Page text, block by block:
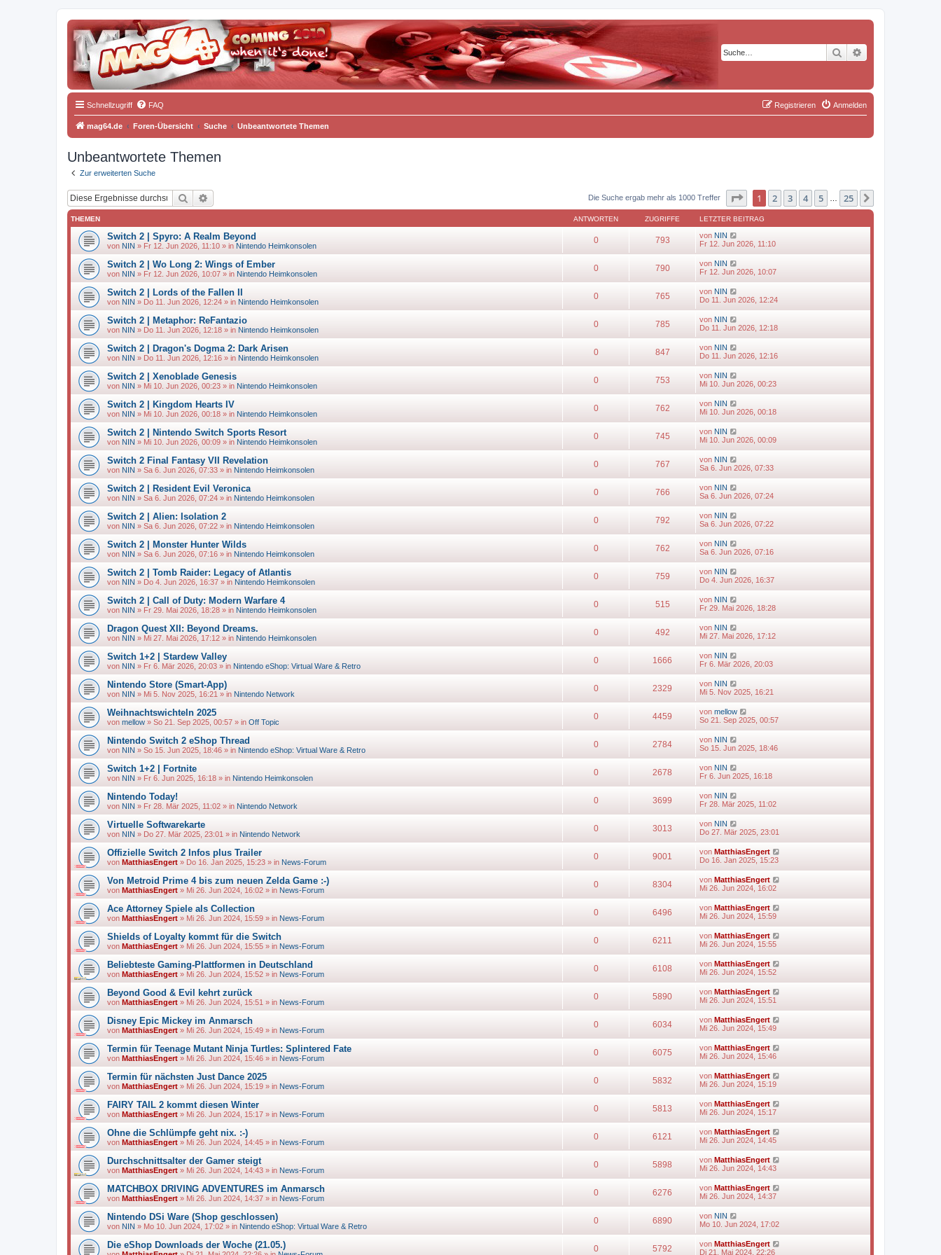
Suche
Schnellzugriff FAQ Anmelden
Registrieren
mag64.de Foren-Übersicht Suche Unbeantwortete Themen
Unbeantwortete Themen
Zur erweiterten Suche
Suche Die Suche ergab mehr als 1000 Treffer Seite von25
1 2 3 4 5 25
THEMEN ANTWORTEN ZUGRIFFE LETZTER BEITRAG
Switch 2 | Spyro: A Realm Beyond
von NIN » Fr 12. Jun 2026, 11:10 » in Nintendo Heimkonsolen
0 793 von NIN
Fr 12. Jun 2026, 11:10
Switch 2 | Wo Long 2: Wings of Ember
von NIN » Fr 12. Jun 2026, 10:07 » in Nintendo Heimkonsolen
0 790 von NIN
Fr 12. Jun 2026, 10:07
Switch 2 | Lords of the Fallen II
von NIN » Do 11. Jun 2026, 12:24 » in Nintendo Heimkonsolen
0 765 von NIN
Do 11. Jun 2026, 12:24
Switch 2 | Metaphor: ReFantazio
von NIN » Do 11. Jun 2026, 12:18 » in Nintendo Heimkonsolen
0 785 von NIN
Do 11. Jun 2026, 12:18
Switch 2 | Dragon's Dogma 2: Dark Arisen
von NIN » Do 11. Jun 2026, 12:16 » in Nintendo Heimkonsolen
0 847 von NIN
Do 11. Jun 2026, 12:16
Switch 2 | Xenoblade Genesis
von NIN » Mi 10. Jun 2026, 00:23 » in Nintendo Heimkonsolen
0 753 von NIN
Mi 10. Jun 2026, 00:23
Switch 2 | Kingdom Hearts IV
von NIN » Mi 10. Jun 2026, 00:18 » in Nintendo Heimkonsolen
0 762 von NIN
Mi 10. Jun 2026, 00:18
Switch 2 | Nintendo Switch Sports Resort
von NIN » Mi 10. Jun 2026, 00:09 » in Nintendo Heimkonsolen
0 745 von NIN
Mi 10. Jun 2026, 00:09
Switch 2 Final Fantasy VII Revelation
von NIN » Sa 6. Jun 2026, 07:33 » in Nintendo Heimkonsolen
0 767 von NIN
Sa 6. Jun 2026, 07:33
Switch 2 | Resident Evil Veronica
von NIN » Sa 6. Jun 2026, 07:24 » in Nintendo Heimkonsolen
0 766 von NIN
Sa 6. Jun 2026, 07:24
Switch 2 | Alien: Isolation 2
von NIN » Sa 6. Jun 2026, 07:22 » in Nintendo Heimkonsolen
0 792 von NIN
Sa 6. Jun 2026, 07:22
Switch 2 | Monster Hunter Wilds
von NIN » Sa 6. Jun 2026, 07:16 » in Nintendo Heimkonsolen
0 762 von NIN
Sa 6. Jun 2026, 07:16
Switch 2 | Tomb Raider: Legacy of Atlantis
von NIN » Do 4. Jun 2026, 16:37 » in Nintendo Heimkonsolen
0 759 von NIN
Do 4. Jun 2026, 16:37
Switch 2 | Call of Duty: Modern Warfare 4
von NIN » Fr 29. Mai 2026, 18:28 » in Nintendo Heimkonsolen
0 515 von NIN
Fr 29. Mai 2026, 18:28
Dragon Quest XII: Beyond Dreams.
von NIN » Mi 27. Mai 2026, 17:12 » in Nintendo Heimkonsolen
0 492 von NIN
Mi 27. Mai 2026, 17:12
Switch 1+2 | Stardew Valley
von NIN » Fr 6. Mär 2026, 20:03 » in Nintendo eShop: Virtual Ware & Retro
0 1666 von NIN
Fr 6. Mär 2026, 20:03
Nintendo Store (Smart-App)
von NIN » Mi 5. Nov 2025, 16:21 » in Nintendo Network
0 2329 von NIN
Mi 5. Nov 2025, 16:21
Weihnachtswichteln 2025
von mellow » So 21. Sep 2025, 00:57 » in Off Topic
0 4459 von mellow
So 21. Sep 2025, 00:57
Nintendo Switch 2 eShop Thread
von NIN » So 15. Jun 2025, 18:46 » in Nintendo eShop: Virtual Ware & Retro
0 2784 von NIN
So 15. Jun 2025, 18:46
Switch 1+2 | Fortnite
von NIN » Fr 6. Jun 2025, 16:18 » in Nintendo Heimkonsolen
0 2678 von NIN
Fr 6. Jun 2025, 16:18
Nintendo Today!
von NIN » Fr 28. Mär 2025, 11:02 » in Nintendo Network
0 3699 von NIN
Fr 28. Mär 2025, 11:02
Virtuelle Softwarekarte
von NIN » Do 27. Mär 2025, 23:01 » in Nintendo Network
0 3013 von NIN
Do 27. Mär 2025, 23:01
Offizielle Switch 2 Infos plus Trailer
von MatthiasEngert » Do 16. Jan 2025, 15:23 » in News-Forum
0 9001 von MatthiasEngert
Do 16. Jan 2025, 15:23
Von Metroid Prime 4 bis zum neuen Zelda Game :-)
von MatthiasEngert » Mi 26. Jun 2024, 16:02 » in News-Forum
0 8304 von MatthiasEngert
Mi 26. Jun 2024, 16:02
Ace Attorney Spiele als Collection
von MatthiasEngert » Mi 26. Jun 2024, 15:59 » in News-Forum
0 6496 von MatthiasEngert
Mi 26. Jun 2024, 15:59
Shields of Loyalty kommt für die Switch
von MatthiasEngert » Mi 26. Jun 2024, 15:55 » in News-Forum
0 6211 von MatthiasEngert
Mi 26. Jun 2024, 15:55
Beliebteste Gaming-Plattformen in Deutschland
von MatthiasEngert » Mi 26. Jun 2024, 15:52 » in News-Forum
0 6108 von MatthiasEngert
Mi 26. Jun 2024, 15:52
Beyond Good & Evil kehrt zurück
von MatthiasEngert » Mi 26. Jun 2024, 15:51 » in News-Forum
0 5890 von MatthiasEngert
Mi 26. Jun 2024, 15:51
Disney Epic Mickey im Anmarsch
von MatthiasEngert » Mi 26. Jun 2024, 15:49 » in News-Forum
0 6034 von MatthiasEngert
Mi 26. Jun 2024, 15:49
Termin für Teenage Mutant Ninja Turtles: Splintered Fate
von MatthiasEngert » Mi 26. Jun 2024, 15:46 » in News-Forum
0 6075 von MatthiasEngert
Mi 26. Jun 2024, 15:46
Termin für nächsten Just Dance 2025
von MatthiasEngert » Mi 26. Jun 2024, 15:19 » in News-Forum
0 5832 von MatthiasEngert
Mi 26. Jun 2024, 15:19
FAIRY TAIL 2 kommt diesen Winter
von MatthiasEngert » Mi 26. Jun 2024, 15:17 » in News-Forum
0 5813 von MatthiasEngert
Mi 26. Jun 2024, 15:17
Ohne die Schlümpfe geht nix. :-)
von MatthiasEngert » Mi 26. Jun 2024, 14:45 » in News-Forum
0 6121 von MatthiasEngert
Mi 26. Jun 2024, 14:45
Durchschnittsalter der Gamer steigt
von MatthiasEngert » Mi 26. Jun 2024, 14:43 » in News-Forum
0 5898 von MatthiasEngert
Mi 26. Jun 2024, 14:43
MATCHBOX DRIVING ADVENTURES im Anmarsch
von MatthiasEngert » Mi 26. Jun 2024, 14:37 » in News-Forum
0 6276 von MatthiasEngert
Mi 26. Jun 2024, 14:37
Nintendo DSi Ware (Shop geschlossen)
von NIN » Mo 10. Jun 2024, 17:02 » in Nintendo eShop: Virtual Ware & Retro
0 6890 von NIN
Mo 10. Jun 2024, 17:02
Die eShop Downloads der Woche (21.05.) 0 5792 von MatthiasEngert
Di 21. Mai 2024, 22:26